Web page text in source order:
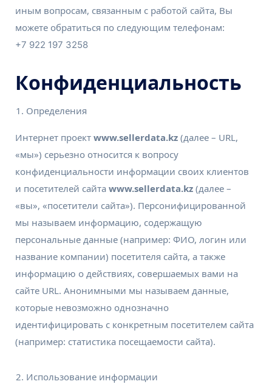
иным вопросам, связанным с работой сайта, Вы
можете обратиться по следующим телефонам:
+7 922 197 3258
Конфиденциальность
Определения
Интернет проект www.sellerdata.kz (далее – URL,
«мы») серьезно относится к вопросу
конфиденциальности информации своих клиентов
и посетителей сайта www.sellerdata.kz (далее –
«вы», «посетители сайта»). Персонифицированной
мы называем информацию, содержащую
персональные данные (например: ФИО, логин или
название компании) посетителя сайта, а также
информацию о действиях, совершаемых вами на
сайте URL. Анонимными мы называем данные,
которые невозможно однозначно
идентифицировать с конкретным посетителем сайта
(например: статистика посещаемости сайта).
Использование информации